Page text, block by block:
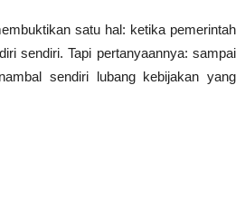
satu hal: ketika pemerintah
sendiri. Tapi pertanyaannya: sampai
sendiri lubang kebijakan yang